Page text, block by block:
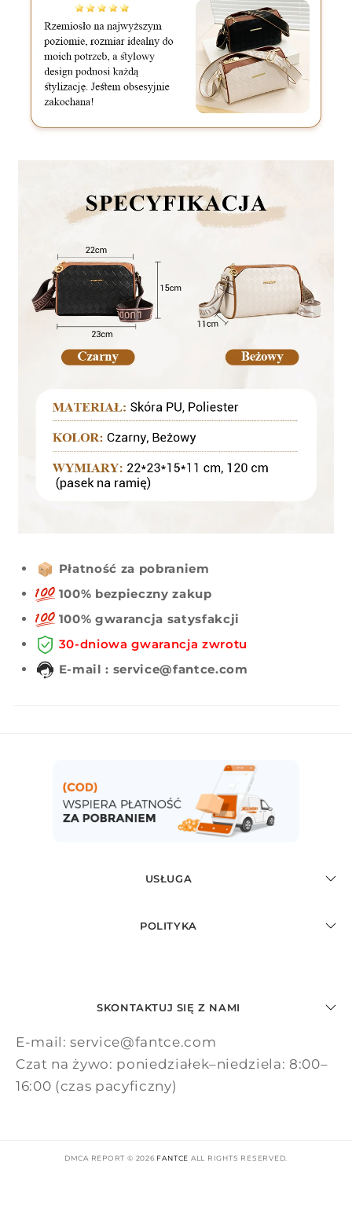
Płatność za pobraniem
100% bezpieczny zakup
100% gwarancja satysfakcji
30-dniowa gwarancja zwrotu
E-mail : service@fantce.com
USŁUGA
POLITYKA
SKONTAKTUJ SIĘ Z NAMI
E-mail: service@fantce.com
Czat na żywo: poniedziałek–niedziela: 8:00–
16:00 (czas pacyficzny)
DMCA REPORT © 2026 FANTCE ALL RIGHTS RESERVED.